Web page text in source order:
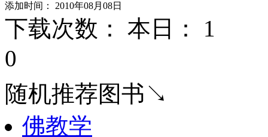
添加时间： 2010年08月08日
下载次数： 本日： 1
0
随机推荐图书↘
佛教学